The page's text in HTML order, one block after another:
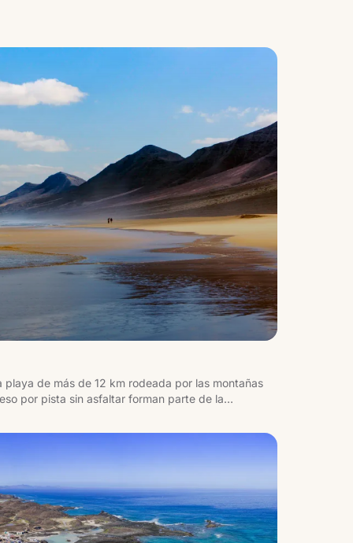
playa de más de 12 km rodeada por las montañas
por pista sin asfaltar forman parte de la